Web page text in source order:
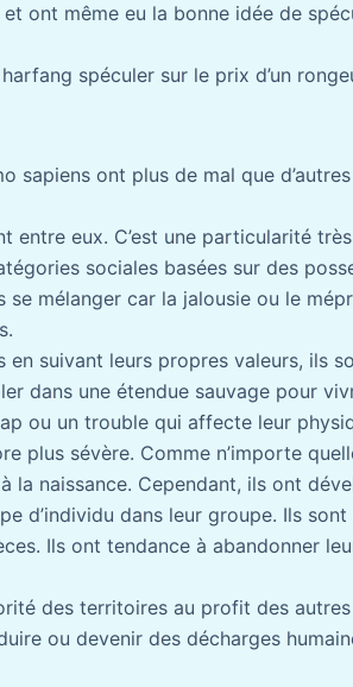
ont même eu la bonne idée de
spéculer sur le prix d’un
sapiens ont plus de mal que
entre eux. C’est une particularité
sociales basées sur des
mélanger car la jalousie ou le
suivant leurs propres valeurs, ils
dans une étendue sauvage pour
ou un trouble qui affecte leur
plus sévère. Comme n’importe
la naissance. Cependant, ils ont
d’individu dans leur groupe. Ils
Ils ont tendance à abandonner
des territoires au profit des
ou devenir des décharges